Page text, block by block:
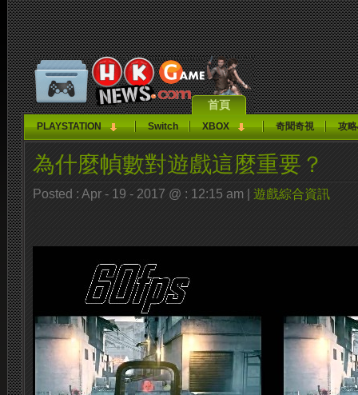
首頁
PLAYSTATION Switch XBOX 奇聞奇視 攻
為什麼幀數對遊戲這麼重要？
Posted : Apr - 19 - 2017 @ : 12:15 am | 遊戲綜合資訊